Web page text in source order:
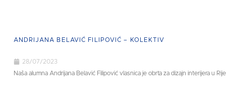
ANDRIJANA BELAVIĆ FILIPOVIĆ – KOLEKTIV
28/07/2023
Naša alumna Andrijana Belavić Filipović vlasnica je obrta za dizajn interijera u